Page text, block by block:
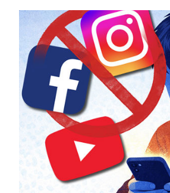
축구협회, 15년 전 심판 성 접대
-13111초 전 >
경찰, '홍명보는 2순위' 결론냈던
21분 전 >[속보]합참 "北 발사체는 단거리탄도
25분 전 >
日방위성, 北이 동해로 쏜 발사체는 탄
51분 전 >
[속보] SKT, 에이닷 서비스 장애 발생
1시간 전 >
[속보]합참 "북, 동해상으로 미상 발사
'낮 최고 39도' 불볕더위…한밤 열대
[속보]7~9일 프로야구 3연전도 폭염
"韓 외환시장 개입 관측 배경엔 美의
'월드컵 탈락 후폭풍' 축구협회…초
1시간 전 >
서울 낮 37.9도, 올여름 최고치 경신…